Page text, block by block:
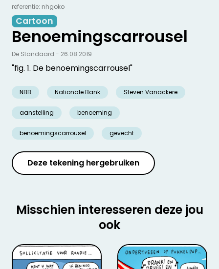
referentie: nhgoko
Cartoon
Benoemingscarrousel
"fig. 1. De benoemingscarrousel"
NBB Nationale Bank Steven Vanackere
aanstelling benoeming
benoemingscarrousel gevecht
De Standaard - 26.08.2019
Deze tekening hergebruiken
Misschien interesseren deze jou
ook